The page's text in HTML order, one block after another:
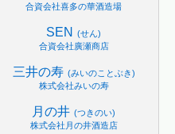
合資会社喜多の華酒造場
SEN
(せん)
合資会社廣瀬商店
三井の寿 (みいのことぶき)
株式会社みいの寿
月の井 (つきのい)
株式会社月の井酒造店